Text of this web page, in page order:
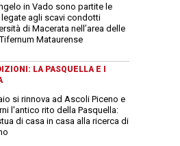
in Vado sono partite le
agli scavi condotti
di Macerata nell’area delle
Mataurense
LA PASQUELLA E I
si rinnova ad Ascoli Piceno e
l'antico rito della Pasquella:
di casa in casa alla ricerca di